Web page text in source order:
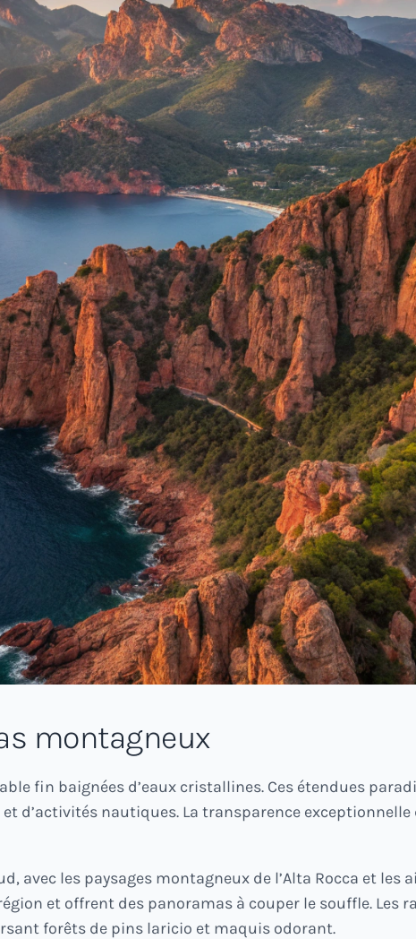
montagneux
fin baignées d’eaux cristallines. Ces étendues
d’activités nautiques. La transparence exceptionnelle
avec les paysages montagneux de l’Alta Rocca et les
et offrent des panoramas à couper le souffle. Les
forêts de pins laricio et maquis odorant.